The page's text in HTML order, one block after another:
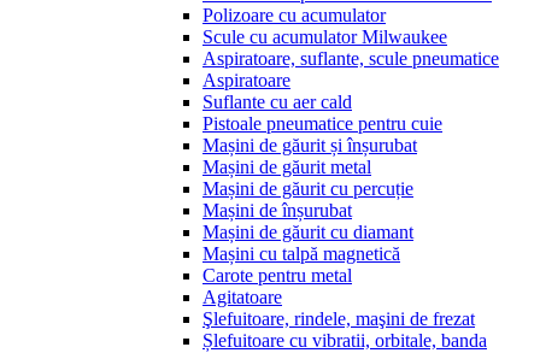
Polizoare cu acumulator
Scule cu acumulator Milwaukee
Aspiratoare, suflante, scule pneumatice
Aspiratoare
Suflante cu aer cald
Pistoale pneumatice pentru cuie
Mașini de găurit și înșurubat
Mașini de găurit metal
Mașini de găurit cu percuție
Mașini de înșurubat
Mașini de găurit cu diamant
Mașini cu talpă magnetică
Carote pentru metal
Agitatoare
Şlefuitoare, rindele, maşini de frezat
Șlefuitoare cu vibratii, orbitale, banda